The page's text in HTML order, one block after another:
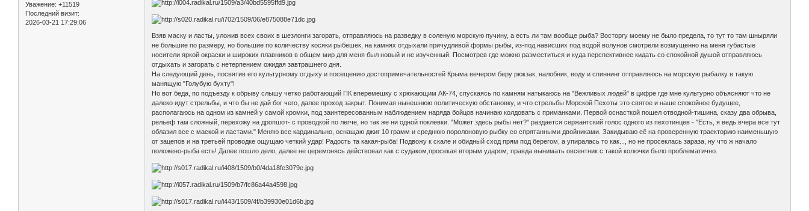
Уважение: +11519
Последний визит:
2026-03-21 17:29:06
Взяв маску и ласты, уложив всех своих в шезлонги загорать, отправляюсь на разведку в соленую морскую пучину, а есть ли там вообще рыба? Восторгу моему не было предела, то тут то там шныряли
не большие по размеру, но большие по количеству косяки рыбешек, на камнях отдыхали причудливой формы рыбы, из-под нависших под водой волунов смотрели возмущенно на меня губастые
носители яркой окраски и широких плавников в общем мир для меня был новый и не изученный. Посмотрев где можно разместиться и куда перспективнее кидать со спокойной душой отправляюсь
отдыхать и загорать с нетерпением ожидая завтрашнего дня.
На следующий день, посвятив его культурному отдыху и посещению достопримечательностей Крыма вечером беру рюкзак, налобник, воду и спиннинг отправляюсь на морскую рыбалку в такую
манящую "Голубую бухту"!
Но вот беда, по подъезду к обрыву слышу четко работающий ПК вперемешку с хрюкающим АК-74, спускаясь по камням натыкаюсь на "Вежливых людей" в цифре где мне культурно объясняют что не
далеко идут стрельбы, и что бы не дай бог чего, далее проход закрыт. Понимая нынешнюю политическую обстановку, и что стрельбы Морской Пехоты это святое и наше спокойное будущее,
располагаюсь на одном из камней у самой кромки, под заинтересованным наблюдением наряда бойцов начинаю колдовать с приманками. Первой оснасткой пошел отводной-тишина, сказу два обрыва,
рельеф там сложный, перехожу на дропшот- с проводкой по легче, но так же ни одной поклевки. "Может здесь рыбы нет?" раздается сержантский голос одного из пехотинцев - "Есть, я ведь вчера все тут
облазил все с маской и ластами." Меняю все кардинально, оснащаю джиг 10 грамм и среднюю поролоновую рыбку со спрятанными двойниками. Закидываю её на проверенную траекторию наименьшую
от зацепов и на третьей проводке ощущаю четкий удар! Радость та какая-рыба! Подвожу к скале и обидный сход прям под берегом, а упиралась то как..., но не просеклась зараза, ну что ж начало
положено-рыба есть! Далее пошло дело, далее не церемонясь действовал как с судаком,просекая вторым ударом, правда вынимать овсентник с такой колючки было проблематично.